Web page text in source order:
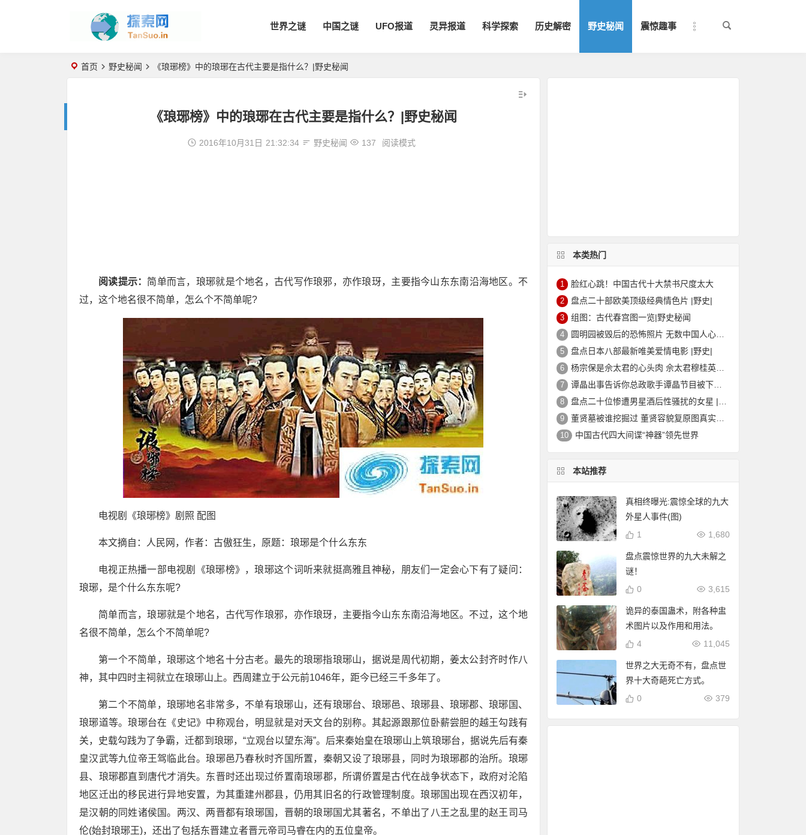
世界之谜 中国之谜 UFO报道 灵异报道 科学探索 历史解密 野史秘闻 震惊趣事
首页 野史秘闻 《琅琊榜》中的琅琊在古代主要是指什么？|野史秘闻
《琅琊榜》中的琅琊在古代主要是指什么？|野史秘闻
2016年10月31日 21:32:34 野史秘闻 137 阅读模式
阅读提示： 简单而言，琅琊就是个地名，古代写作琅邪，亦作琅玡，主要指今山东东南沿海地区。不
过，这个地名很不简单，怎么个不简单呢?
电视剧《琅琊榜》剧照 配图
本文摘自：人民网，作者：古傲狂生，原题：琅琊是个什么东东
电视正热播一部电视剧《琅琊榜》，琅琊这个词听来就挺高雅且神秘，朋友们一定会心下有了疑问：
琅琊，是个什么东东呢?
简单而言，琅琊就是个地名，古代写作琅邪，亦作琅玡，主要指今山东东南沿海地区。不过，这个地
名很不简单，怎么个不简单呢?
第一个不简单，琅琊这个地名十分古老。最先的琅琊指琅琊山，据说是周代初期，姜太公封齐时作八
神，其中四时主祠就立在琅琊山上。西周建立于公元前1046年，距今已经三千多年了。
第二个不简单，琅琊地名非常多，不单有琅琊山，还有琅琊台、琅琊邑、琅琊县、琅琊郡、琅琊国、
琅琊道等。琅琊台在《史记》中称观台，明显就是对天文台的别称。其起源跟那位卧薪尝胆的越王勾践有
关，史载勾践为了争霸，迁都到琅琊，“立观台以望东海”。后来秦始皇在琅琊山上筑琅琊台，据说先后有秦
皇汉武等九位帝王驾临此台。琅琊邑乃春秋时齐国所置，秦朝又设了琅琊县，同时为琅琊郡的治所。琅琊
县、琅琊郡直到唐代才消失。东晋时还出现过侨置南琅琊郡，所谓侨置是古代在战争状态下，政府对沦陷
地区迁出的移民进行异地安置，为其重建州郡县，仍用其旧名的行政管理制度。琅琊国出现在西汉初年，
是汉朝的同姓诸侯国。两汉、两晋都有琅琊国，晋朝的琅琊国尤其著名，不单出了八王之乱里的赵王司马
伦(始封琅琊王)，还出了包括东晋建立者晋元帝司马睿在内的五位皇帝。
本类热门
1 脸红心跳！中国古代十大禁书尺度太大
2 盘点二十部欧美顶级经典情色片 |野史|
3 组图：古代春宫图一览|野史秘闻
4 圆明园被毁后的恐怖照片 无数中国人心中的痛
5 盘点日本八部最新唯美爱情电影 |野史|
6 杨宗保是佘太君的心头肉 佘太君穆桂英的故事|野史秘闻
7 谭晶出事告诉你总政歌手谭晶节目被下架的真相
8 盘点二十位惨遭男星酒后性骚扰的女星 |野史|
9 董贤墓被谁挖掘过 董贤容貌复原图真实外貌|野史秘闻
10 中国古代四大间谍“神器”领先世界
本站推荐
真相终曝光:震惊全球的九大
外星人事件(图)
1,680
1
盘点震惊世界的九大未解之
谜！
3,615
0
诡异的泰国蛊术，附各种盅
术图片以及作用和用法。
11,045
4
世界之大无奇不有，盘点世
界十大奇葩死亡方式。
379
0